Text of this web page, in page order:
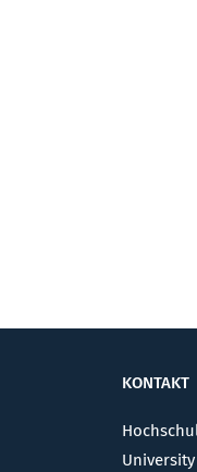
KONTAKT